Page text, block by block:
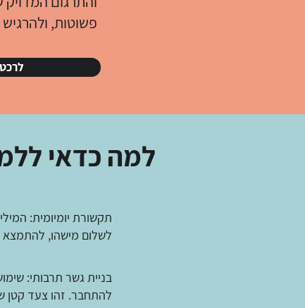
פשוטות,
למה כדאי
תקשורת יומיומית:
לשלום מישהו, להתמצא
בניית גשר תרבותי:
להתחבר. זהו צעד קטן